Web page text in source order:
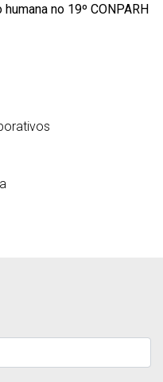
no 19º CONPARH